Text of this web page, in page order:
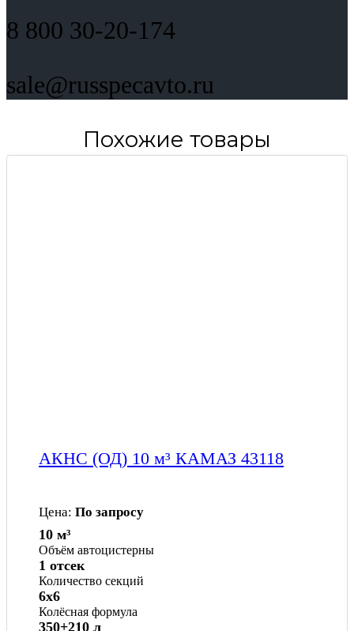
8 800 30-20-174
sale@russpecavto.ru
Похожие товары
АКНС (ОД) 10 м³ КАМАЗ 43118
Цена: По запросу
Объём автоцистерны
10 м³
Количество секций
1 отсек
Колёсная формула
6x6
350+210 л